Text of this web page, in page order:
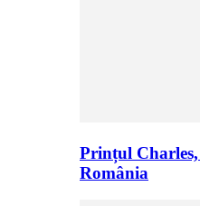
Prințul
România